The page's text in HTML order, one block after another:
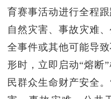
育赛事活动进行全程
自然灾害、事故灾难
全事件或其他可能导
形时，立即启动“熔断
民群众生命财产安全